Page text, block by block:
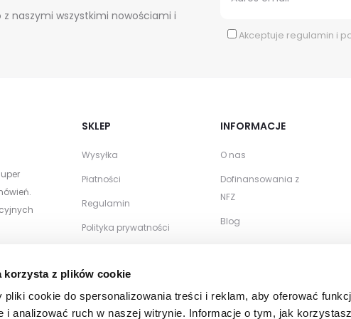
korzysta z plików cookie
pliki cookie do spersonalizowania treści i reklam, aby oferować
i analizować ruch w naszej witrynie. Informacje o tym, jak
z naszymi wszystkimi nowościami i
Akceptuje regulamin i
SKLEP
Wysyłka
Płatności
Regulamin
Polityka prywatności
Kontakt
INFORMACJE
O nas
Dofinansowania z
NFZ
Blog
hurtowe